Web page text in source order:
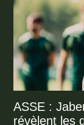
ASSE :
révèlent les